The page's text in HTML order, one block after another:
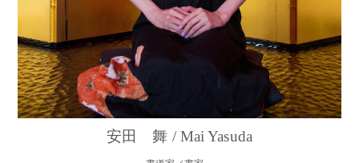
安田 舞 / Mai Yasuda